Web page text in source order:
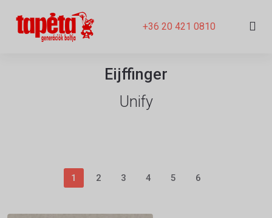
+36 20 421 0810
Eijffinger
Unify
1 2 3 4 5 6